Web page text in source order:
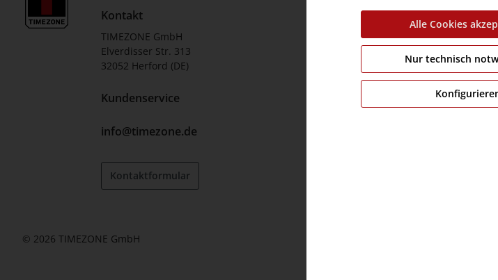
Kontakt
TIMEZONE GmbH
Elverdisser Str. 313
32052 Herford (DE)
Kundenservice
info@timezone.de
Kontaktformular
© 2026 TIMEZONE GmbH
Alle Cookies
Nur technisch